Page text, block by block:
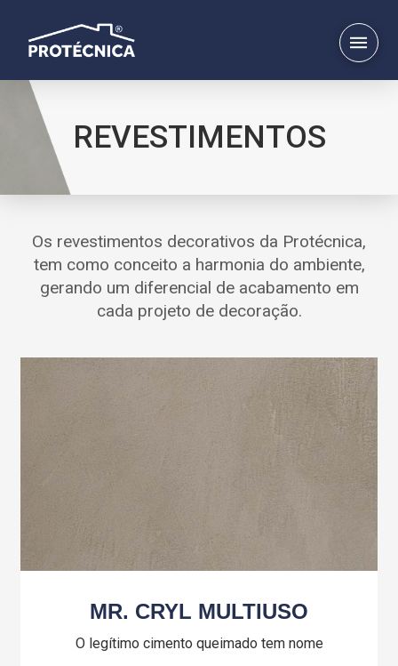
REVESTIMENTOS
Os revestimentos decorativos da Protécnica,
tem como conceito a harmonia do ambiente,
gerando um diferencial de acabamento em
cada projeto de decoração.
MR. CRYL MULTIUSO
O legítimo cimento queimado tem nome